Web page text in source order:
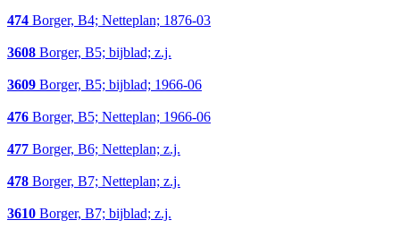
474 Borger, B4; Netteplan; 1876-03
3608 Borger, B5; bijblad; z.j.
3609 Borger, B5; bijblad; 1966-06
476 Borger, B5; Netteplan; 1966-06
477 Borger, B6; Netteplan; z.j.
478 Borger, B7; Netteplan; z.j.
3610 Borger, B7; bijblad; z.j.